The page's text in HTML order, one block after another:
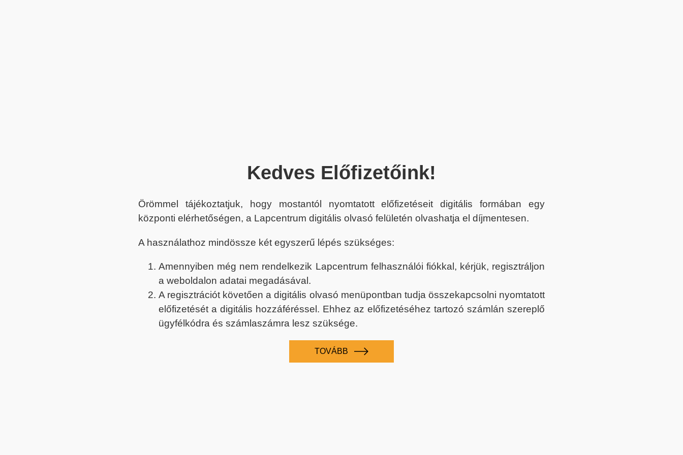
Kedves Előfizetőink!
Örömmel tájékoztatjuk, hogy mostantól nyomtatott előfizetéseit digitális formában egy
központi elérhetőségen, a Lapcentrum digitális olvasó felületén olvashatja el díjmentesen.
A használathoz mindössze két egyszerű lépés szükséges:
Amennyiben még nem rendelkezik Lapcentrum felhasználói fiókkal, kérjük, regisztráljon
a weboldalon adatai megadásával.
A regisztrációt követően a digitális olvasó menüpontban tudja összekapcsolni nyomtatott
előfizetését a digitális hozzáféréssel. Ehhez az előfizetéséhez tartozó számlán szereplő
ügyfélkódra és számlaszámra lesz szüksége.
TOVÁBB